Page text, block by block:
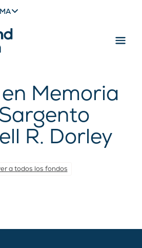
Memoria
R. Dorley
a todos los fondos